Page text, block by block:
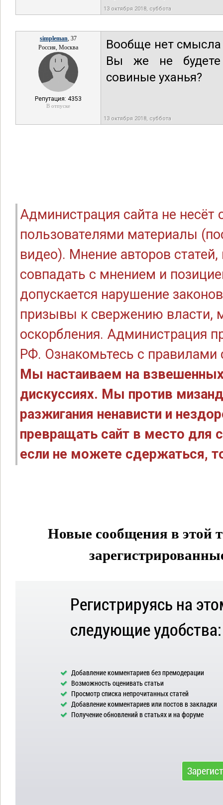
13 октября 2018, суббота
simpleman, 37
Россия, Москва
Репутация: 4353
В отпуске
Вообще нет смысла
Вы же не будете
совиные уханья?
13 октября 2018, суббота
Администрация сайта не
пользователями материалы
видео). Мнение авторов
совпадать с мнением и
допускается нарушение
призывы к свержению власти,
оскорбления. Администрация
РФ. Ознакомьтесь с правилами
Мы настаиваем на
дискуссиях. Мы против
разжигания ненависти и
превращать сайт в место для
если не можете сдержаться,
Новые сообщения в этой
Регистрируясь на
следующие удобства:
Добавление комментариев без премодерации
Возможность оценивать статьи
Просмотр списка непрочитанных статей
Добавление комментариев или постов в закладки
Получение обновлений в статьях и на форуме